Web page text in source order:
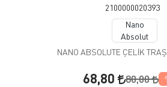
2100000020393
Nano
Absolut
NANO ABSOLUTE ÇELİK
68,80 80,00